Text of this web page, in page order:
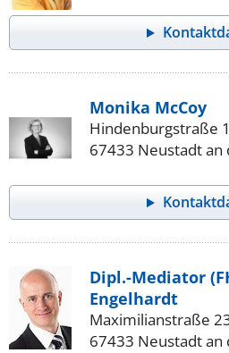
Monika McCoy
Hindenburgstraße 1
67433 Neustadt
Dipl.-Mediator
Engelhardt
Maximilianstraße
67433 Neustadt